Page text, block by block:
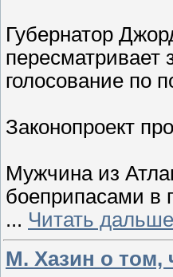
Губернатор
пересматривает
голосование по
Законопроект
Мужчина из
боеприпасами в
... Читать
М. Хазин о том,